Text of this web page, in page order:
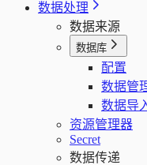
数据处理
数据来源
数据库
配置
数据管
数据导
资源管理器
Secret
数据传递